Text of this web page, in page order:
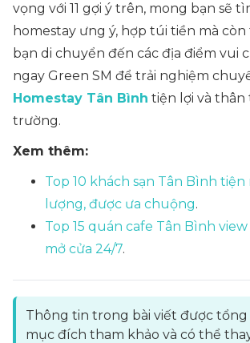
vọng với 11 gợi ý trên, mong bạn sẽ
homestay ưng ý, hợp túi tiền mà
bạn di chuyển đến các địa điểm vui
ngay Green SM để trải nghiệm
Homestay Tân Bình tiện lợi và thân
trường.
Xem thêm:
Top 10 khách sạn Tân Bình tiện
lượng, được ưa chuộng.
Top 15 quán cafe Tân Bình
mở cửa 24/7.
Thông tin trong bài viết được
mục đích tham khảo và có thể